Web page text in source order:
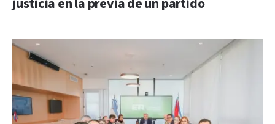
justicia en la previa de un partido